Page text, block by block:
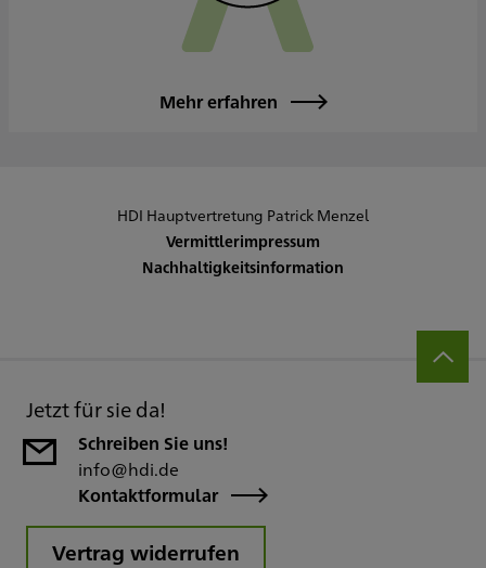
Mehr erfahren
HDI Hauptvertretung Patrick Menzel
Vermittlerimpressum
Nachhaltigkeitsinformation
Jetzt für sie da!
Schreiben Sie uns!
info@hdi.de
Kontaktformular
Vertrag widerrufen